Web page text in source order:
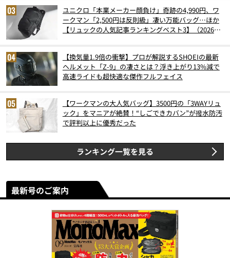
ユニクロ「本業メーカー顔負け」奇跡の4,990円、ワ
ークマン「2,500円は反則級」凄い万能バッグ…ほか
【リュックの人気記事ランキングベスト3】（2026年
【換気量1.9倍の衝撃】プロが解説するSHOEIの最新
ヘルメット「Z-9」の凄さとは？浮き上がり13%減で
高速ライドも超快適な傑作フルフェイス
【ワークマンの大人気バッグ】3500円の「3WAYリュ
ック」をマニアが絶賛！“しごできカバン”が撥水防汚
で評判以上に優秀だった
ランキング一覧を見る
最新号のご案内